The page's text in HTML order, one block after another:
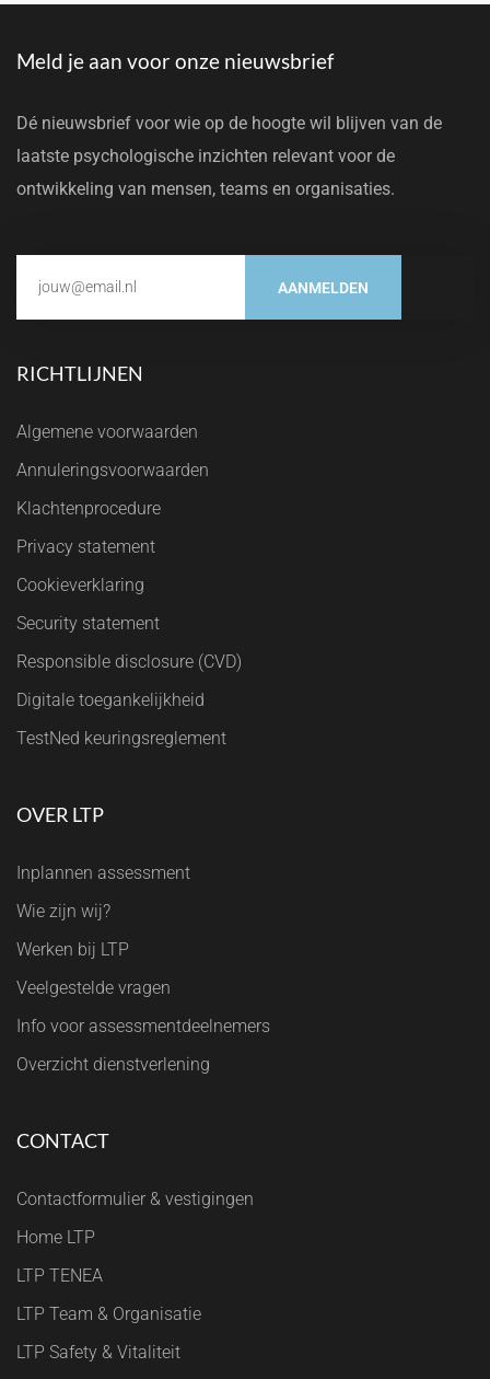
Meld je aan voor onze nieuwsbrief
Dé nieuwsbrief voor wie op de hoogte wil blijven van de
laatste psychologische inzichten relevant voor de
ontwikkeling van mensen, teams en organisaties.
AANMELDEN
RICHTLIJNEN
Algemene voorwaarden
Annuleringsvoorwaarden
Klachtenprocedure
Privacy statement
Cookieverklaring
Security statement
Responsible disclosure (CVD)
Digitale toegankelijkheid
TestNed keuringsreglement
OVER LTP
Inplannen assessment
Wie zijn wij?
Werken bij LTP
Veelgestelde vragen
Info voor assessmentdeelnemers
Overzicht dienstverlening
CONTACT
Contactformulier & vestigingen
Home LTP
LTP TENEA
LTP Team & Organisatie
LTP Safety & Vitaliteit